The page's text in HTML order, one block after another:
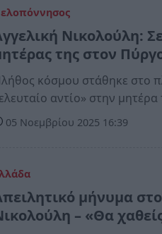
Νικολούλη:
της στον
κόσμου στάθηκε στο
αντίο» στην μητέρα
05 Νοεμβρίου 2025 16:39
μήνυμα
– «Θα